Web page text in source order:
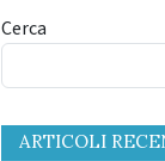
Cerca
ARTICOLI